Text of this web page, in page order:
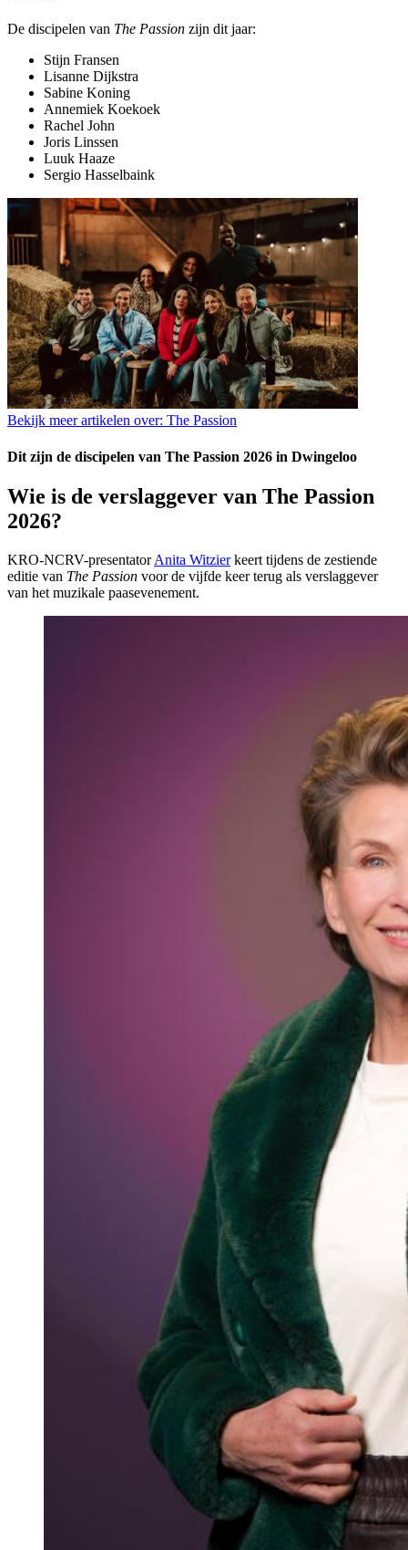
De discipelen van The Passion zijn dit jaar:
Stijn Fransen
Lisanne Dijkstra
Sabine Koning
Annemiek Koekoek
Rachel John
Joris Linssen
Luuk Haaze
Sergio Hasselbaink
Bekijk meer artikelen over: The Passion
Dit zijn de discipelen van The Passion 2026 in Dwingeloo
Wie is de verslaggever van The Passion
2026?
KRO-NCRV-presentatorAnita Witzierkeert tijdens de zestiende
editie van The Passion voor de vijfde keer terug als verslaggever
van het muzikale paasevenement.